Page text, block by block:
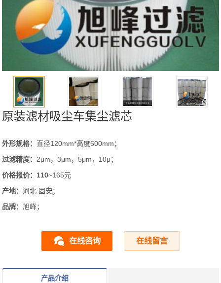
原装滤材吸尘车集尘滤芯
外形规格： 直径120mm*高度600mm；
过滤精度： 2μm，3μm，5μm，10μ；
价格报价：110~165元
产地：河北.固安；
品牌：旭峰；
在线咨询 在线留言
产品介绍